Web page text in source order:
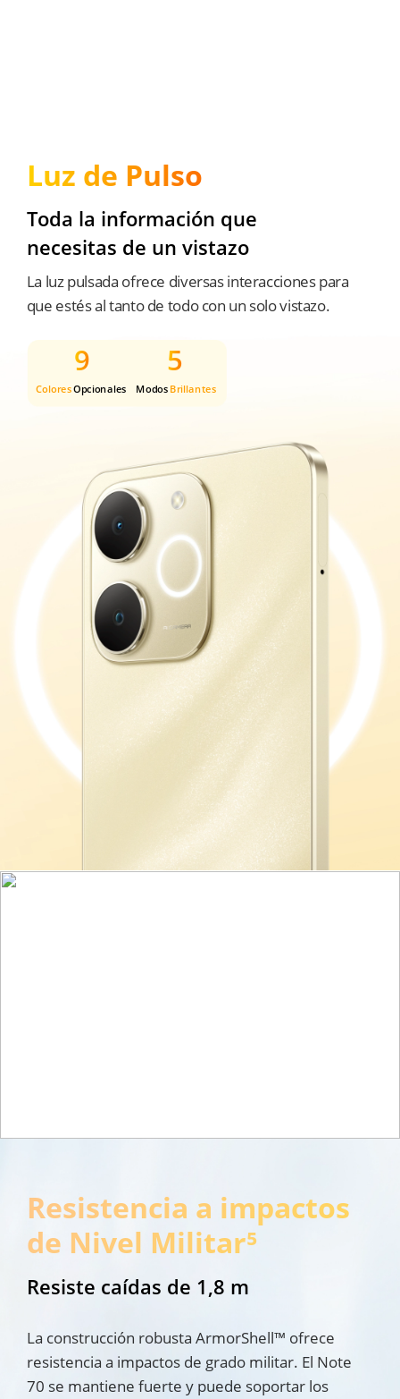
Brillantes
Modos
5
ColoresOpcionales
9
La luz pulsada ofrece diversas interacciones para
que estés al tanto de todo con un solo vistazo.
Toda la información que
necesitas de un vistazo
Luz de Pulso
La construcción robusta ArmorShell™ ofrece
resistencia a impactos de grado militar. El Note
70 se mantiene fuerte y puede soportar los
Resiste caídas de 1,8 m
Resistencia a impactos
de Nivel Militar⁵